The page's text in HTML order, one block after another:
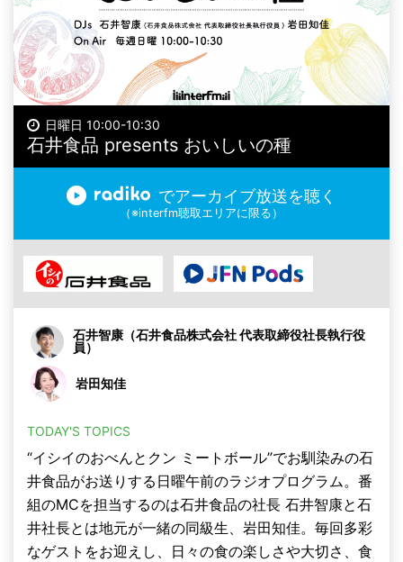
日曜日 10:00-10:30
石井食品 presents おいしいの種
でアーカイブ放送を聴く
（※interfm聴取エリアに限る）
石井智康（石井食品株式会社 代表取締役社長執行役
員）
岩田知佳
TODAY'S TOPICS
“イシイのおべんとクン ミートボール”でお馴染みの石
井食品がお送りする日曜午前のラジオプログラム。番
組のMCを担当するのは石井食品の社長 石井智康と石
井社長とは地元が一緒の同級生、岩田知佳。毎回多彩
なゲストをお迎えし、日々の食の楽しさや大切さ、食